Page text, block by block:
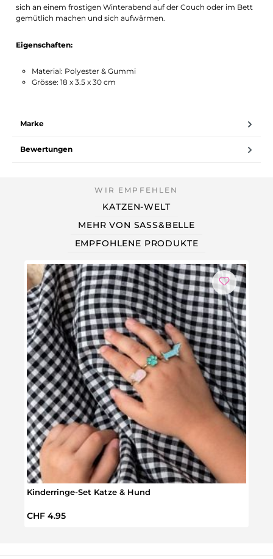
sich an einem frostigen Winterabend auf der Couch oder im Bett
gemütlich machen und sich aufwärmen.
Eigenschaften:
Material: Polyester & Gummi
Grösse: 18 x 3.5 x 30 cm
Marke
Bewertungen
KATZEN-WELT
MEHR VON SASS&BELLE
EMPFOHLENE PRODUKTE
Kinderringe-Set Katze & Hund
Regulärer Preis:
CHF 4.95